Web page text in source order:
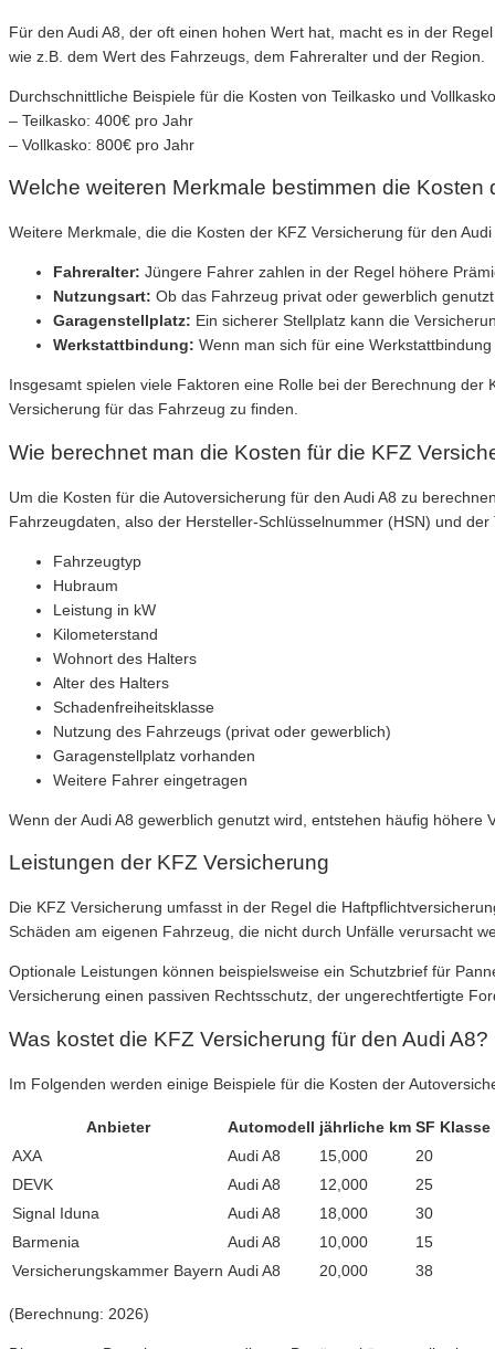
Für den Audi A8, der oft einen hohen Wert hat, macht es in der
wie z.B. dem Wert des Fahrzeugs, dem Fahreralter und der Region.
Durchschnittliche Beispiele für die Kosten von Teilkasko und
– Teilkasko: 400€ pro Jahr
– Vollkasko: 800€ pro Jahr
Welche weiteren Merkmale bestimmen die
Weitere Merkmale, die die Kosten der KFZ Versicherung für den
Fahreralter: Jüngere Fahrer zahlen in der Regel höhere
Nutzungsart: Ob das Fahrzeug privat oder gewerblich
Garagenstellplatz: Ein sicherer Stellplatz kann die
Werkstattbindung: Wenn man sich für eine
Insgesamt spielen viele Faktoren eine Rolle bei der Berechnung
Versicherung für das Fahrzeug zu finden.
Wie berechnet man die Kosten für die KFZ
Um die Kosten für die Autoversicherung für den Audi A8 zu
Fahrzeugdaten, also der Hersteller-Schlüsselnummer (HSN) und
Fahrzeugtyp
Hubraum
Leistung in kW
Kilometerstand
Wohnort des Halters
Alter des Halters
Schadenfreiheitsklasse
Nutzung des Fahrzeugs (privat oder gewerblich)
Garagenstellplatz vorhanden
Weitere Fahrer eingetragen
Wenn der Audi A8 gewerblich genutzt wird, entstehen häufig
Leistungen der KFZ Versicherung
Die KFZ Versicherung umfasst in der Regel die
Schäden am eigenen Fahrzeug, die nicht durch Unfälle verursacht
Optionale Leistungen können beispielsweise ein Schutzbrief für
Versicherung einen passiven Rechtsschutz, der ungerechtfertigte
Was kostet die KFZ Versicherung für den Audi A8?
Im Folgenden werden einige Beispiele für die Kosten der
Anbieter Automodell jährliche km SF Klasse
AXA
Audi A8 15,000
20
DEVK
Audi A8 12,000
25
Signal Iduna
Audi A8 18,000
30
Barmenia
Audi A8 10,000
15
Versicherungskammer Bayern Audi A8 20,000 38
(Berechnung: 2026)